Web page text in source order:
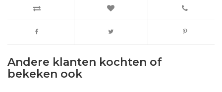
Andere klanten kochten of
bekeken ook